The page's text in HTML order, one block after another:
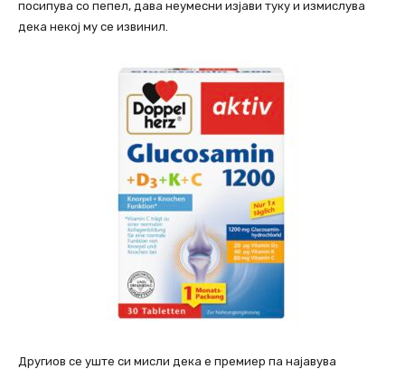
посипува со пепел, дава неумесни изјави туку и измислува
дека некој му се извинил.
Другиов се уште си мисли дека е премиер па најавува